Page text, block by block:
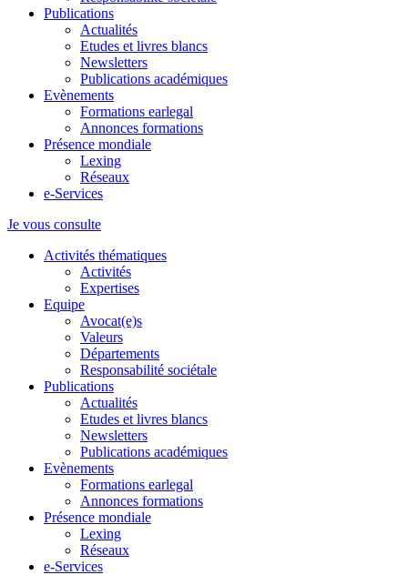
Publications
Actualités
Etudes et livres blancs
Newsletters
Publications académiques
Evènements
Formations earlegal
Annonces formations
Présence mondiale
Lexing
Réseaux
e-Services
Je vous consulte
Activités thématiques
Activités
Expertises
Equipe
Avocat(e)s
Valeurs
Départements
Responsabilité sociétale
Publications
Actualités
Etudes et livres blancs
Newsletters
Publications académiques
Evènements
Formations earlegal
Annonces formations
Présence mondiale
Lexing
Réseaux
e-Services